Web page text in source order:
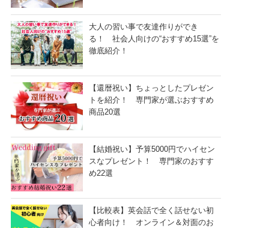
大人の習い事で友達作りができ
る！ 社会人向けの“おすすめ15選”を
徹底紹介！
【還暦祝い】ちょっとしたプレゼン
トを紹介！ 専門家が選ぶおすすめ
商品20選
【結婚祝い】予算5000円でハイセン
スなプレゼント！ 専門家のおすす
め22選
【比較表】英会話で全く話せない初
心者向け！ オンライン＆対面のお